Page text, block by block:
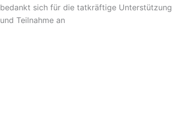
bedankt sich für die tatkräftige Unterstützung
und Teilnahme an